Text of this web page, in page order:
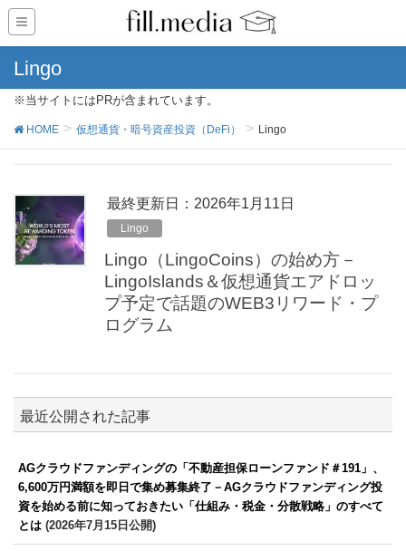
Lingo
※当サイトにはPRが含まれています。
HOME 仮想通貨・暗号資産投資（DeFi） Lingo
最終更新日：2026年1月11日
Lingo
Lingo（LingoCoins）の始め方－
LingoIslands＆仮想通貨エアドロッ
プ予定で話題のWEB3リワード・プ
ログラム
最近公開された記事
AGクラウドファンディングの「不動産担保ローンファンド＃191」、
6,600万円満額を即日で集め募集終了－AGクラウドファンディング投
資を始める前に知っておきたい「仕組み・税金・分散戦略」のすべて
とは (2026年7月15日公開)